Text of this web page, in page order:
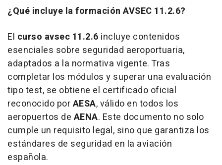
¿Qué incluye la formación AVSEC 11.2.6?
El curso avsec 11.2.6 incluye contenidos
esenciales sobre seguridad aeroportuaria,
adaptados a la normativa vigente. Tras
completar los módulos y superar una evaluación
tipo test, se obtiene el certificado oficial
reconocido porAESA, válido en todos los
aeropuertos de AENA. Este documento no solo
cumple un requisito legal, sino que garantiza los
estándares de seguridad en la aviación
española.